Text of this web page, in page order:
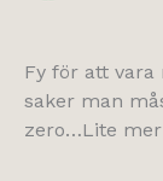
Fy för att vara
saker man
zero…Lite